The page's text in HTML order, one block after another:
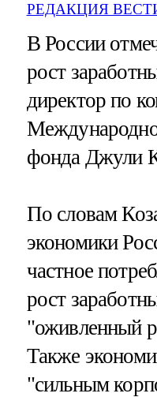
РЕДАКЦИЯ
В России
рост
директор по
фонда Джули
По словам
экономики
частное
рост
"оживленный
Также
"сильным